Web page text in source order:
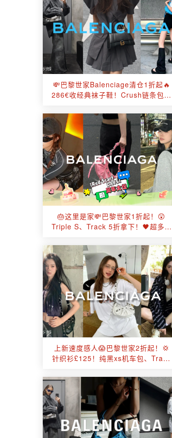
💸巴黎世家Balenciage清仓1折起🔥
286€收经典袜子鞋！Crush链条包半
🎂这里是家💸巴黎世家1折起！😲
Triple S、Track 5折拿下！🖤超多热
上新速度感人😱巴黎世家2折起！💢
针织衫£125！纯黑xs机车包、Track